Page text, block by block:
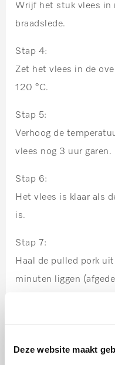
Deze website maakt
Wrijf het stuk vlees in
braadslede.
Stap 4:
Zet het vlees in de
120 °C.
Stap 5:
Verhoog de
vlees nog 3 uur garen.
Stap 6:
Het vlees is klaar als
is.
Stap 7:
Haal de pulled pork
minuten liggen
Tip: Serveer met een